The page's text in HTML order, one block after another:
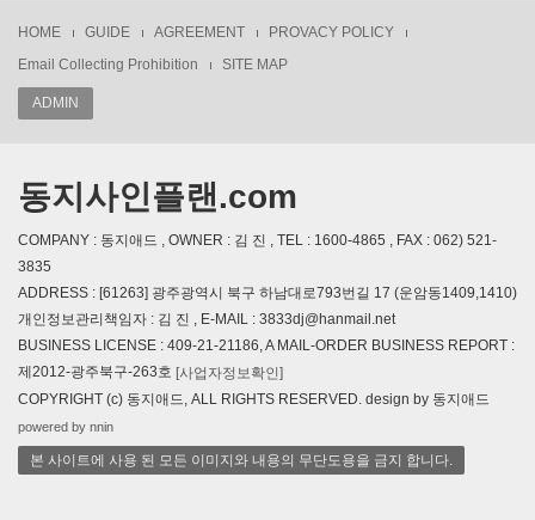
HOME GUIDE AGREEMENT
PROVACY POLICY
Email Collecting Prohibition
SITE MAP
ADMIN
동지사인플랜.com
COMPANY : 동지애드 , OWNER : 김 진 , TEL : 1600-4865 , FAX : 062) 521-
3835
ADDRESS : [61263] 광주광역시 북구 하남대로793번길 17 (운암동1409,1410)
개인정보관리책임자 : 김 진 , E-MAIL : 3833dj@hanmail.net
BUSINESS LICENSE : 409-21-21186, A MAIL-ORDER BUSINESS REPORT :
제2012-광주북구-263호 [사업자정보확인]
COPYRIGHT (c) 동지애드, ALL RIGHTS RESERVED. design by 동지애드
powered by nnin
본 사이트에 사용 된 모든 이미지와 내용의 무단도용을 금지 합니다.